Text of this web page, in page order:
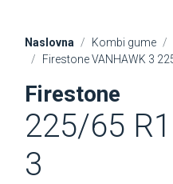
Naslovna Kombi gume
Firestone VANHAWK 3
Firestone
225/65
3